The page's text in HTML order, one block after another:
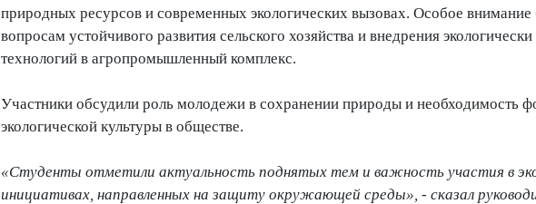
природных ресурсов и современных экологических вызовах. Особое внимание
вопросам устойчивого развития сельского хозяйства и внедрения
технологий в агропромышленный комплекс.
Участники обсудили роль молодежи в сохранении природы и необходимость
экологической культуры в обществе.
«Студенты отметили актуальность поднятых тем и важность участия в
инициативах, направленных на защиту окружающей среды», - сказал